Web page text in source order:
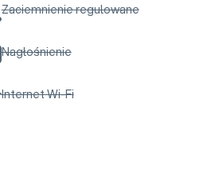
Zaciemnienie regulowane
Nagłośnienie
Internet Wi-Fi